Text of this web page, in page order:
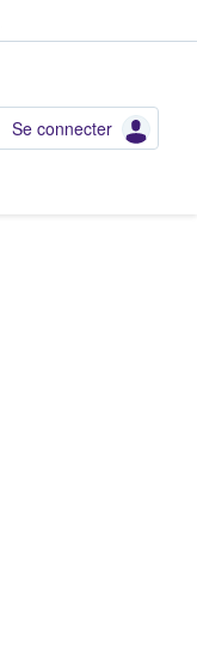
Se connecter